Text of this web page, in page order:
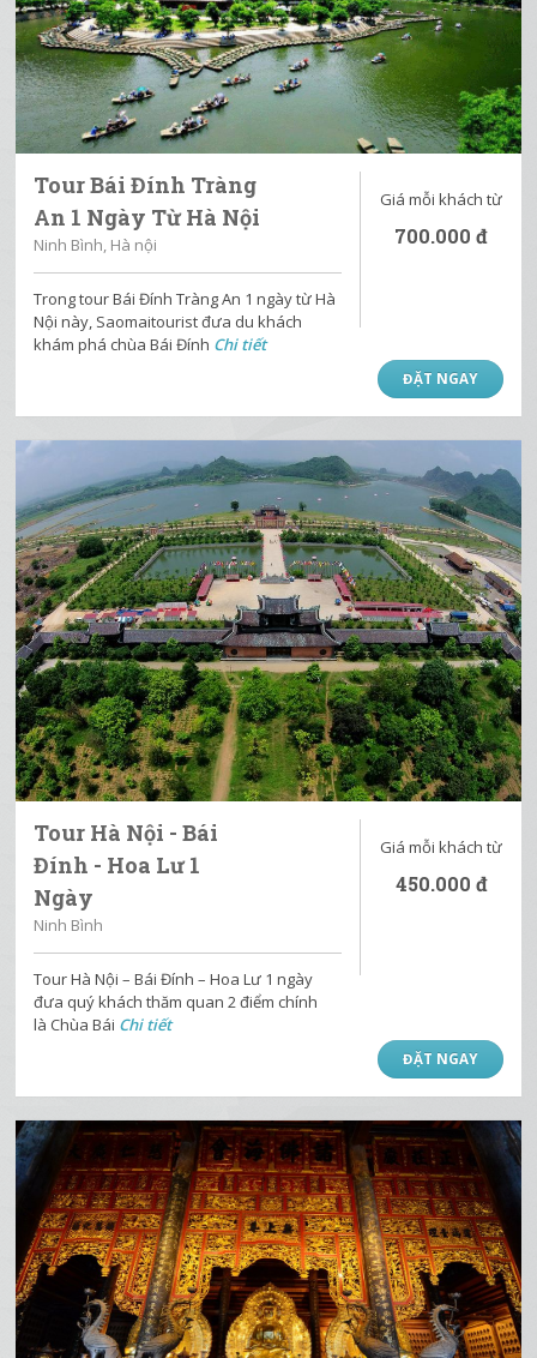
Tour Bái Đính Tràng
An 1 Ngày Từ Hà Nội
Ninh Bình, Hà nội
Giá mỗi khách từ
700.000 đ
Trong tour Bái Đính Tràng An 1 ngày từ Hà
Nội này, Saomaitourist đưa du khách
khám phá chùa Bái Đính Chi tiết
ĐẶT NGAY
Tour Hà Nội - Bái
Đính - Hoa Lư 1
Ngày
Ninh Bình
Giá mỗi khách từ
450.000 đ
Tour Hà Nội – Bái Đính – Hoa Lư 1 ngày
đưa quý khách thăm quan 2 điểm chính
là Chùa Bái Chi tiết
ĐẶT NGAY